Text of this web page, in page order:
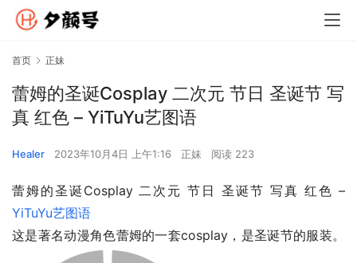
首页 正妹
蕾姆的圣诞Cosplay 二次元 节日 圣诞节 写
真 红色 – YiTuYu艺图语
Healer 2023年10月4日 上午1:16 正妹 阅读 223
YiTuYu艺图语
这是著名动漫角色蕾姆的一套cosplay，是圣诞节的服装。